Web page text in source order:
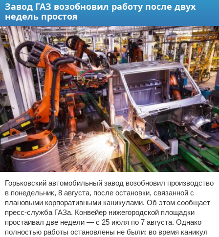
Завод ГАЗ возобновил работу после двух
недель простоя
Горьковский автомобильный завод возобновил производство
в понедельник, 8 августа, после остановки, связанной с
плановыми корпоративными каникулами. Об этом сообщает
пресс-служба ГАЗа. Конвейер нижегородской площадки
простаивал две недели — с 25 июля по 7 августа. Однако
полностью работы остановлены не были: во время каникул